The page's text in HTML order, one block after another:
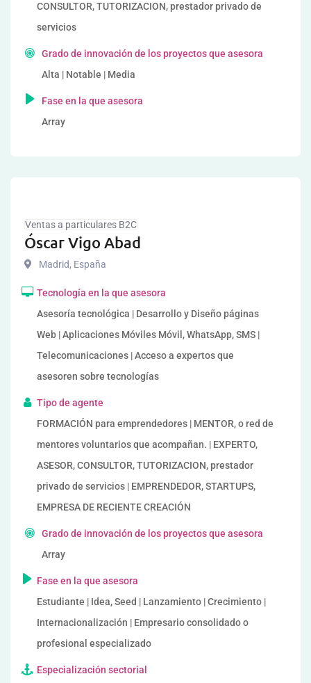
CONSULTOR, TUTORIZACION, prestador privado de
servicios
Grado de innovación de los proyectos que asesora
Alta | Notable | Media
Fase en la que asesora
Array
Ventas a particulares B2C
Óscar Vigo Abad
Madrid, España
Tecnología en la que asesora
Asesoría tecnológica | Desarrollo y Diseño páginas
Web | Aplicaciones Móviles Móvil, WhatsApp, SMS |
Telecomunicaciones | Acceso a expertos que
asesoren sobre tecnologías
Tipo de agente
FORMACIÓN para emprendedores | MENTOR, o red de
mentores voluntarios que acompañan. | EXPERTO,
ASESOR, CONSULTOR, TUTORIZACION, prestador
privado de servicios | EMPRENDEDOR, STARTUPS,
EMPRESA DE RECIENTE CREACIÓN
Grado de innovación de los proyectos que asesora
Array
Fase en la que asesora
Estudiante | Idea, Seed | Lanzamiento | Crecimiento |
Internacionalización | Empresario consolidado o
profesional especializado
Especialización sectorial